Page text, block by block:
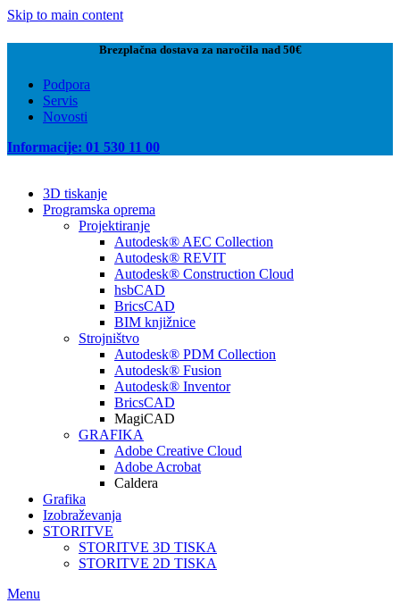
Skip to main content
Brezplačna dostava za naročila nad 50€
Podpora
Servis
Novosti
Informacije: 01 530 11 00
3D tiskanje
Programska oprema
Projektiranje
Autodesk® AEC Collection
Autodesk® REVIT
Autodesk® Construction Cloud
hsbCAD
BricsCAD
BIM knjižnice
Strojništvo
Autodesk® PDM Collection
Autodesk® Fusion
Autodesk® Inventor
BricsCAD
MagiCAD
GRAFIKA
Adobe Creative Cloud
Adobe Acrobat
Caldera
Grafika
Izobraževanja
STORITVE
STORITVE 3D TISKA
STORITVE 2D TISKA
Menu